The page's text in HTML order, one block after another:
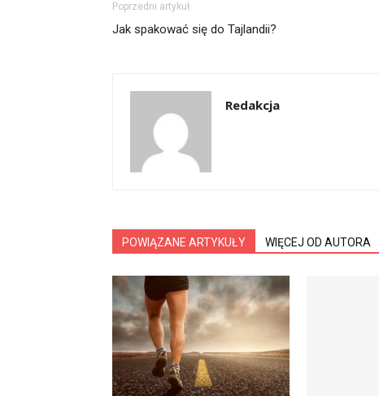
Poprzedni artykuł
Jak spakować się do Tajlandii?
Redakcja
POWIĄZANE ARTYKUŁY WIĘCEJ OD AUTORA